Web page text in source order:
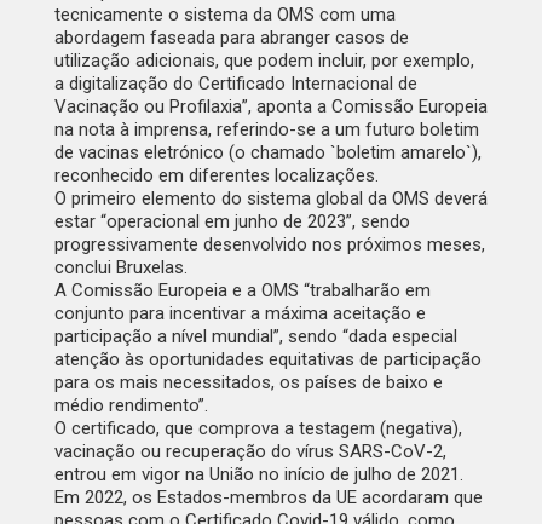
tecnicamente o sistema da OMS com uma
abordagem faseada para abranger casos de
utilização adicionais, que podem incluir, por exemplo,
a digitalização do Certificado Internacional de
Vacinação ou Profilaxia”, aponta a Comissão Europeia
na nota à imprensa, referindo-se a um futuro boletim
de vacinas eletrónico (o chamado `boletim amarelo`),
reconhecido em diferentes localizações.
O primeiro elemento do sistema global da OMS deverá
estar “operacional em junho de 2023”, sendo
progressivamente desenvolvido nos próximos meses,
conclui Bruxelas.
A Comissão Europeia e a OMS “trabalharão em
conjunto para incentivar a máxima aceitação e
participação a nível mundial”, sendo “dada especial
atenção às oportunidades equitativas de participação
para os mais necessitados, os países de baixo e
médio rendimento”.
O certificado, que comprova a testagem (negativa),
vacinação ou recuperação do vírus SARS-CoV-2,
entrou em vigor na União no início de julho de 2021.
Em 2022, os Estados-membros da UE acordaram que